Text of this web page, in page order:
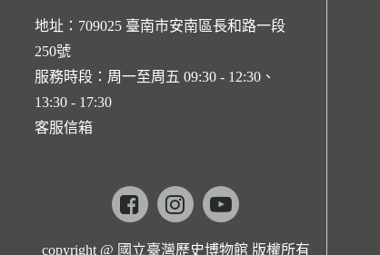
地址：709025 臺南市安南區長和路一段
250號
服務時段：周一至周五 09:30 - 12:30、
13:30 - 17:30
客服信箱
Facebookinstagramyoutube
copyright @ 國立臺灣歷史博物館 版權所有